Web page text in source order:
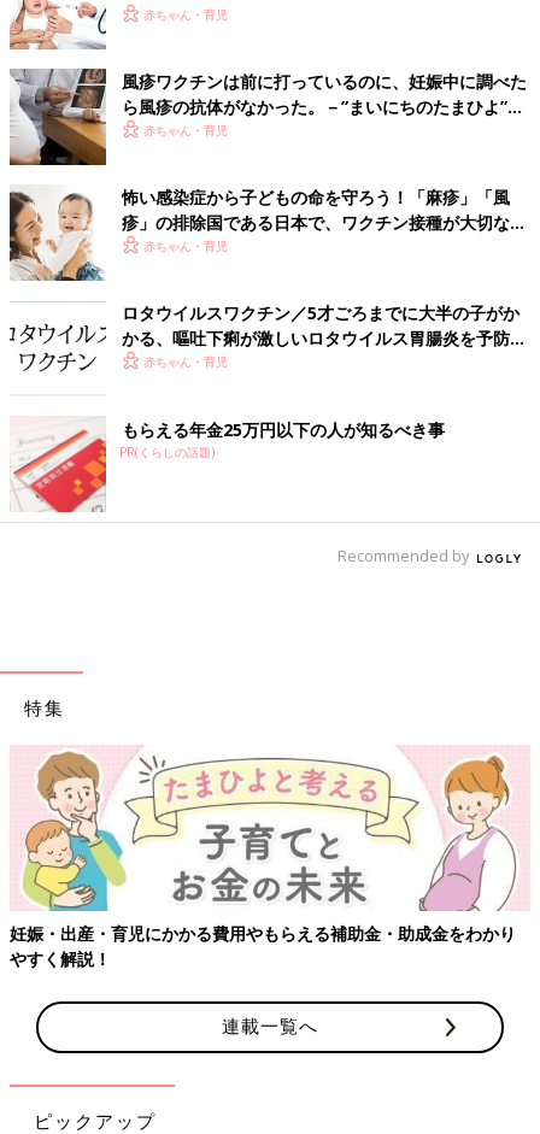
――上のグラフは2016年夏にベネッセコーポレーション「たま
ひよ生活リサーチ」が、0歳~1歳6カ月未満の子を持つ女性約300
人に実施した、予防接種に関するアンケート結果の一部です。任
意接種をためらうかたの理由として、費用の高額さに次いで“副
反応が怖い”が多数。やはりワクチンには副反応がつきものです
か？
「ワクチンは異物を体の中に入れるので、副反応が出る可能性が
あります。よくある副反応は、“痛い”“はれる”“接種後にぐずる”な
ります。
しかし、いずれの場合もたいてい1日で治まりますし、高熱には
ならないことがほとんどです。
けいれん
を起こす”などですが、こういうことはめったにあり
ません。起きた場合でも、ワクチンが原因ではなく、ほかの病気
が原因でこの症状が出ている場合が多いのです。万一こういう症
状が出たときには、接種の有無にかかわらず、急いで受診するこ
とが大切です」
――ロタウイルスのワクチンの副反応で、腸の中に腸が入り込ん
でしまう病気“腸重積症”が起こることがあると聞きます。
「ロタウイルスのワクチンを飲んだ人と飲まなかった人を比べる
と、たしかに飲んだ人のほうが、接種後一週間のうちに腸重積症
が起こる確率が高いです。
しかし、ロタウイルス感染症はかかってしまうと根本的な治療法
はありませんが、ワクチンを接種していれば重症になるのを約
90%防ぐことができるのです。WHO（世界保健機関）は、ロタ
ウイルスワクチンを子どもが接種する最重要ワクチンのひとつに
位置付けています。
ワクチン接種による副反応のリスクより、ロタウイルス感染によ
が続けられているともいえます」
をつければいいのでしょう？
赤ちゃん・育児
風疹ワクチンは前に打っているのに、妊娠中に調べた
ら風疹の抗体がなかった。－”まいにちのたまひよ”の
体験談
赤ちゃん・育児
怖い感染症から子どもの命を守ろう！「麻疹」「風
疹」の排除国である日本で、ワクチン接種が大切な理
由とは？【小児科医】
赤ちゃん・育児
ロタウイルスワクチン／5才ごろまでに大半の子がか
かる、嘔吐下痢が激しいロタウイルス胃腸炎を予防。
2020年10月から定期接種に
赤ちゃん・育児
もらえる年金25万円以下の人が知るべき事
PR(くらしの話題)
Recommended by
特集
・出産・育児にかかる費用やもらえる補助金・助成金をわかり
く解説！
連載一覧へ
ピックアップ